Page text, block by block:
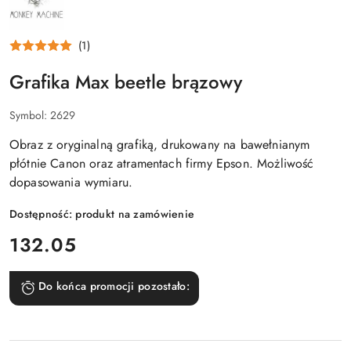
MACHINE
(1)
Grafika Max beetle brązowy
Symbol: 2629
Obraz z oryginalną grafiką, drukowany na bawełnianym
płótnie Canon oraz atramentach firmy Epson. Możliwość
dopasowania wymiaru.
Dostępność: produkt na zamówienie
cena:
132.05
Do końca promocji pozostało: